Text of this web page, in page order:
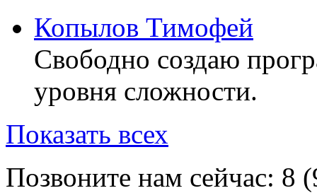
Копылов Тимофей
Свободно создаю
уровня сложности.
Показать всех
Позвоните нам сейчас: 8